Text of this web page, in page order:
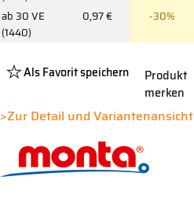
ab 30 VE
(1440)
0,97 € -30%
Als Favorit speichern
Button
Produkt
merken
>Zur Detail und Variantenansicht